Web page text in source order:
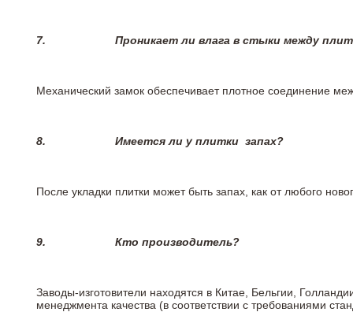
7. Проникает ли влага в стыки между
Механический замок обеспечивает плотное соединение
8. Имеется ли у плитки запах?
После укладки плитки может быть запах, как от любого
9. Кто производитель?
Заводы-изготовители находятся в Китае, Бельгии,
менеджмента качества (в соответствии с требованиями